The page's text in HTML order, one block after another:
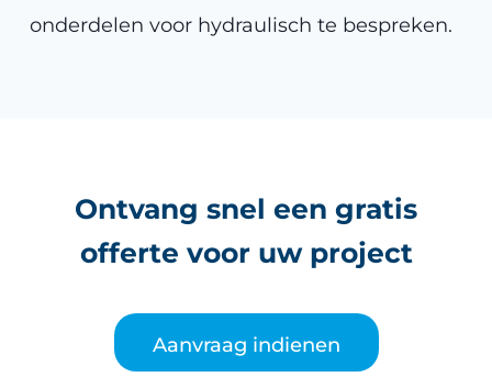
onderdelen voor hydraulisch te bespreken.
Ontvang snel een gratis
offerte voor uw project
Aanvraag indienen